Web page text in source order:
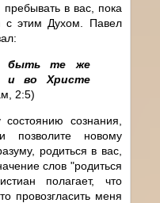
в вас, пока
с этим Духом. Павел
быть те же
и во Христе
2:5)
сознания,
позволите новому
родиться в вас,
слов "родиться
полагает, что
провозгласить меня